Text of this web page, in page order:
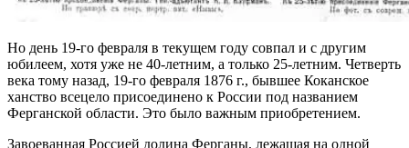
Но день 19-го февраля в текущем году совпал и с другим
юбилеем, хотя уже не 40-летним, а только 25-летним. Четверть
века тому назад, 19-го февраля 1876 г., бывшее Коканское
ханство всецело присоединено к России под названием
Ферганской области. Это было важным приобретением.
Завоеванная Россией долина Ферганы, лежащая на одной